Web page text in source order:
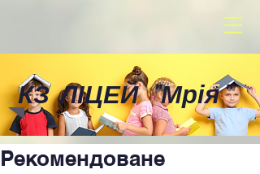
КЗ ЛІЦЕЙ"Мрія"
Рекомендоване